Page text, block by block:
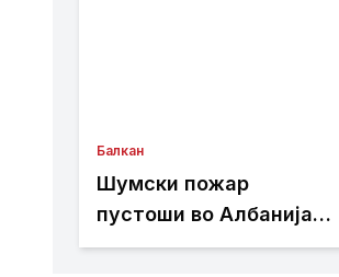
Балкан
Шумски пожар
пустоши во Албанија,
жителите бегаат од